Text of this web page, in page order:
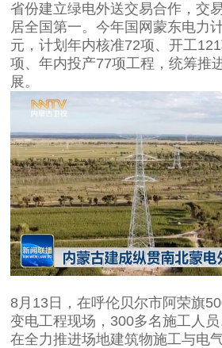
省份建立绿电外送交易合作，交
居全国第一。今年国网蒙东电力
元，计划年内核准72项、开工
项、年内投产77项工程，统筹推
展。
8月13日，在呼伦贝尔市阿荣旗
变电工程现场，300多名施工人
在全力推进场地建筑物施工与电